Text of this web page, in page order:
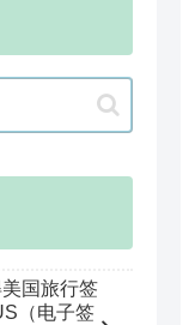
国旅行签
（电子签